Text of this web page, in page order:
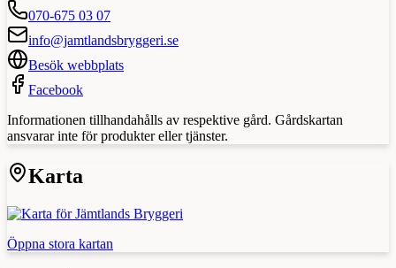
070-675 03 07
info@jamtlandsbryggeri.se
Besök webbplats
Facebook
Informationen tillhandahålls av respektive gård. Gårdskartan
ansvarar inte för produkter eller tjänster.
Karta
Öppna stora kartan